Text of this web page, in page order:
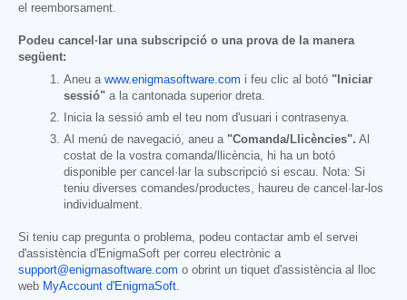
el reemborsament.
Podeu cancel·lar una subscripció o una prova de la manera
següent:
Aneu a www.enigmasoftware.com i feu clic al botó "Iniciar
sessió" a la cantonada superior dreta.
Inicia la sessió amb el teu nom d'usuari i contrasenya.
Al menú de navegació, aneu a "Comanda/Llicències". Al
costat de la vostra comanda/llicència, hi ha un botó
disponible per cancel·lar la subscripció si escau. Nota: Si
teniu diverses comandes/productes, haureu de cancel·lar-los
individualment.
Si teniu cap pregunta o problema, podeu contactar amb el servei
d'assistència d'EnigmaSoft per correu electrònic a
support@enigmasoftware.com o obrint un tiquet d'assistència al lloc
web MyAccount d'EnigmaSoft.